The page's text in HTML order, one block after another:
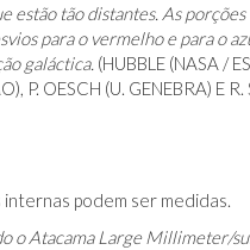
estão tão distantes. As
para o vermelho e para o
galáctica. (HUBBLE (NASA /
P. OESCH (U. GENEBRA) E R.
podem ser medidas.
o Atacama Large Millimeter/